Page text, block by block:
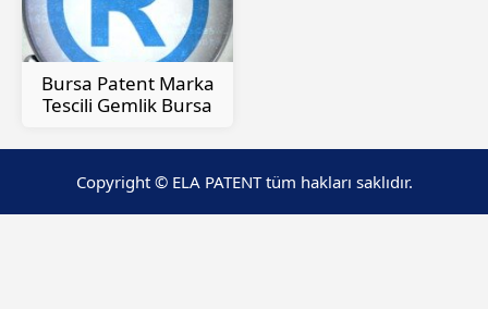
Bursa Patent Marka
Tescili Gemlik Bursa
Copyright © ELA PATENT tüm hakları saklıdır.